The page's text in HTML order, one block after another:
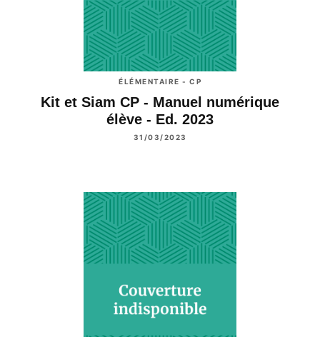
ÉLÉMENTAIRE - CP
Kit et Siam CP - Manuel numérique
élève - Ed. 2023
31/03/2023